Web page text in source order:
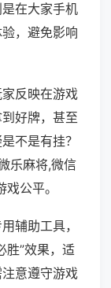
在大家手机
，避免影响
反映在游戏
好牌，甚至
不是有挂？
乐麻将,微信
公平。
辅助工具，
胜”效果，适
意遵守游戏